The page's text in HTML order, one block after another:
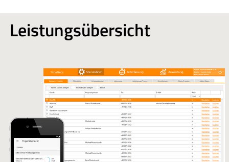
Leistungsübersicht